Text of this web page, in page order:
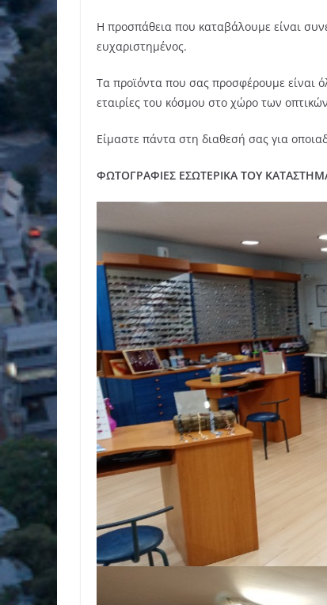
Η προσπάθεια που καταβάλουμε είναι
ευχαριστημένος.
Tα προϊόντα που σας προσφέρουμε είναι
εταιρίες του κόσμου στο χώρο των
Είμαστε πάντα στη διαθεσή σας για
ΦΩΤΟΓΡΑΦΙΕΣ ΕΣΩΤΕΡΙΚΑ ΤΟΥ